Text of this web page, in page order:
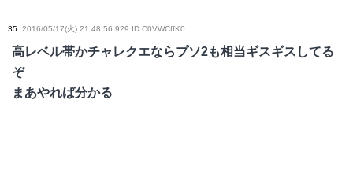
35: 2016/05/17(火) 21:48:56.929 ID:C0VWCffK0
高レベル帯かチャレクエならプソ2も相当ギスギスしてる
ぞ
まあやれば分かる